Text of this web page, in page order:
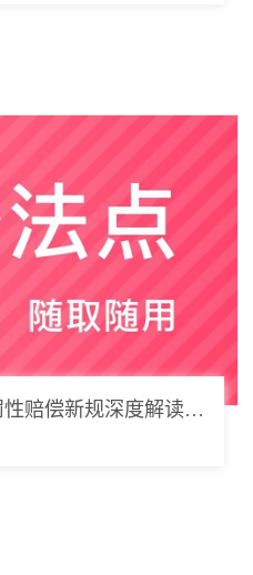
弘齐法点｜知识产权惩罚性赔偿新规深度解读： 从“赔得起”到“赔不起”的司法逻辑